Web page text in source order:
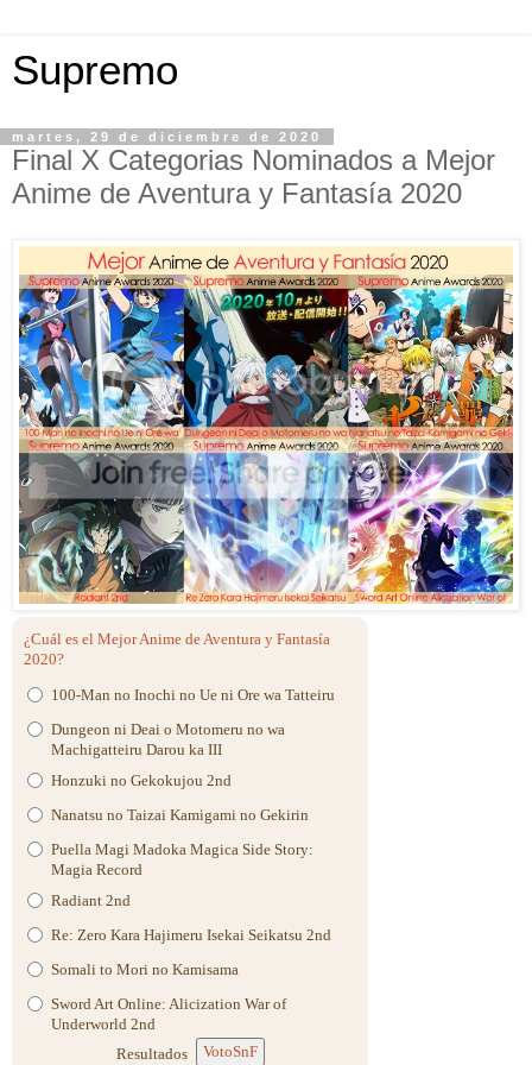
Supremo
martes, 29 de diciembre de 2020
Final X Categorias Nominados a Mejor
Anime de Aventura y Fantasía 2020
¿Cuál es el Mejor Anime de Aventura y Fantasía
2020?
100-Man no Inochi no Ue ni Ore wa Tatteiru
Dungeon ni Deai o Motomeru no wa
Machigatteiru Darou ka III
Honzuki no Gekokujou 2nd
Nanatsu no Taizai Kamigami no Gekirin
Puella Magi Madoka Magica Side Story:
Magia Record
Radiant 2nd
Re: Zero Kara Hajimeru Isekai Seikatsu 2nd
Somali to Mori no Kamisama
Sword Art Online: Alicization War of
Underworld 2nd
Resultados
VotoSnF